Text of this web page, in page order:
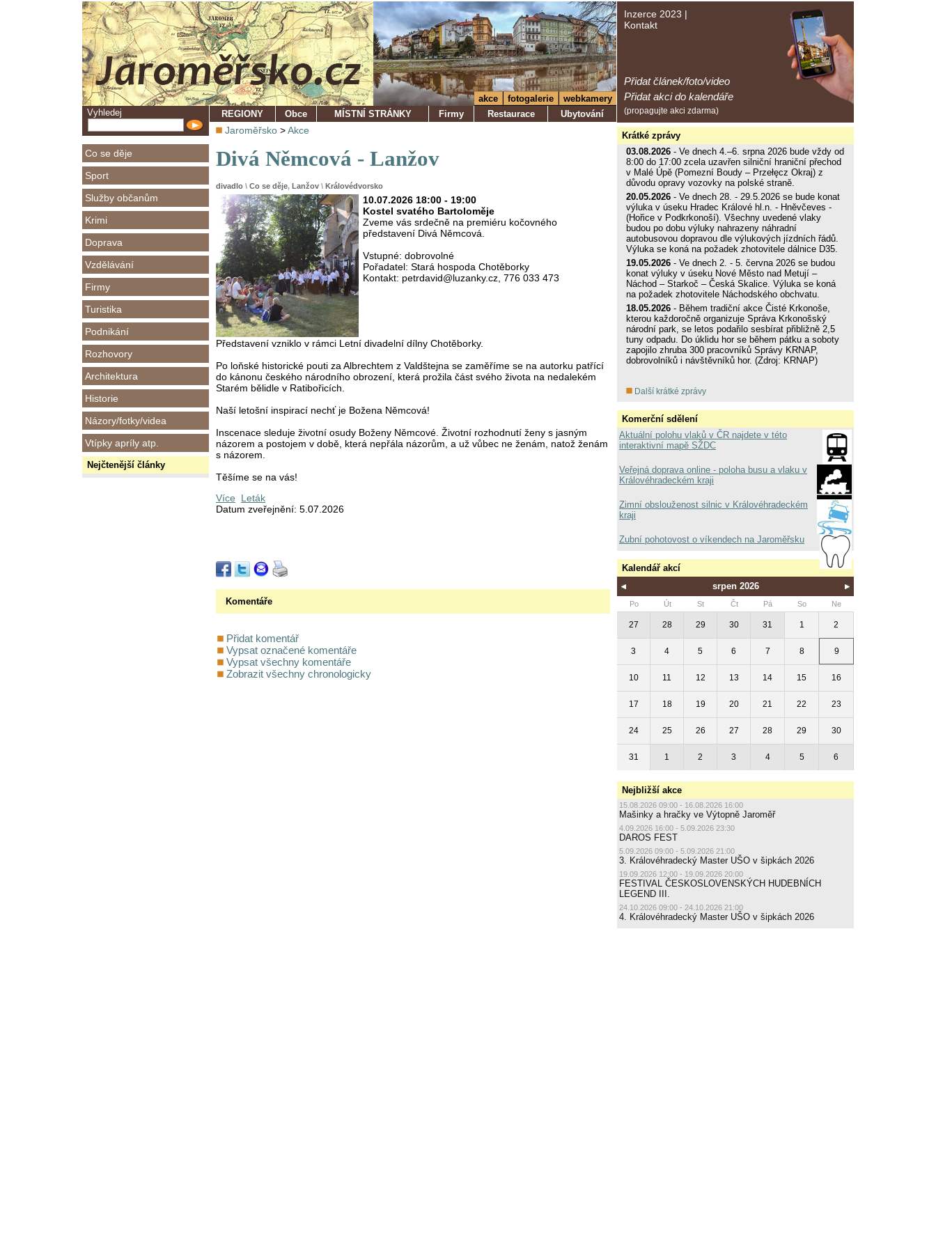
Vyhledej
Co se děje
Sport
Služby občanům
Krimi
Doprava
Vzdělávání
Firmy
Turistika
Podnikání
Rozhovory
Architektura
Historie
Názory/fotky/videa
Vtípky apríly atp.
Nejčtenější články
Inzerce 2023 |
Kontakt
Přidat článek/foto/video
Přidat akci do kalendáře
(propagujte akci zdarma)
akce fotogalerie
webkamery
REGIONY
Obce MÍSTNÍ STRÁNKY Firmy Restaurace Ubytování
Jaroměřsko >Akce
Divá Němcová - Lanžov
divadlo \ Co se děje, Lanžov \ Královédvorsko
10.07.2026 18:00 - 19:00
Kostel svatého Bartoloměje
Zveme vás srdečně na premiéru kočovného
představení Divá Němcová.
Vstupné: dobrovolné
Pořadatel: Stará hospoda Chotěborky
Kontakt: petrdavid@luzanky.cz, 776 033 473
Představení vzniklo v rámci Letní divadelní dílny Chotěborky.
Po loňské historické pouti za Albrechtem z Valdštejna se zaměříme se na autorku patřící
do kánonu českého národního obrození, která prožila část svého života na nedalekém
Starém bělidle v Ratibořicích.
Naší letošní inspirací nechť je Božena Němcová!
Inscenace sleduje životní osudy Boženy Němcové. Životní rozhodnutí ženy s jasným
názorem a postojem v době, která nepřála názorům, a už vůbec ne ženám, natož ženám
s názorem.
Těšíme se na vás!
Více
Leták
Datum zveřejnění: 5.07.2026
Komentáře
Přidat komentář
Vypsat označené komentáře
Vypsat všechny komentáře
Zobrazit všechny chronologicky
Krátké zprávy
03.08.2026 - Ve dnech 4.–6. srpna 2026 bude vždy od
8:00 do 17:00 zcela uzavřen silniční hraniční přechod
v Malé Úpě (Pomezní Boudy – Przełęcz Okraj) z
důvodu opravy vozovky na polské straně.
20.05.2026 - Ve dnech 28. - 29.5.2026 se bude konat
výluka v úseku Hradec Králové hl.n. - Hněvčeves -
(Hořice v Podkrkonoší). Všechny uvedené vlaky
budou po dobu výluky nahrazeny náhradní
autobusovou dopravou dle výlukových jízdních řádů.
Výluka se koná na požadek zhotovitele dálnice D35.
19.05.2026 - Ve dnech 2. - 5. června 2026 se budou
konat výluky v úseku Nové Město nad Metují –
Náchod – Starkoč – Česká Skalice. Výluka se koná
na požadek zhotovitele Náchodského obchvatu.
18.05.2026 - Během tradiční akce Čisté Krkonoše,
kterou každoročně organizuje Správa Krkonošský
národní park, se letos podařilo sesbírat přibližně 2,5
tuny odpadu. Do úklidu hor se během pátku a soboty
zapojilo zhruba 300 pracovníků Správy KRNAP,
dobrovolníků i návštěvníků hor. (Zdroj: KRNAP)
Další krátké zprávy
Komerční sdělení
Aktuální polohu vlaků v ČR najdete v této
interaktivní mapě SŽDC
Veřejná doprava online - poloha busu a vlaku v
Královéhradeckém kraji
Zimní obslouženost silnic v Královéhradeckém
kraji
Zubní pohotovost o víkendech na Jaroměřsku
Kalendář akcí
srpen 2026
Po Út St Čt Pá So Ne
27 28 29 30 31 1 2
3 4 5 6 7 8 9
10 11 12 13 14 15 16
17 18 19 20 21 22 23
24 25 26 27 28 29 30
31 1 2 3 4 5 6
Nejbližší akce
15.08.2026 09:00 - 16.08.2026 16:00
Mašinky a hračky ve Výtopně Jaroměř
4.09.2026 16:00 - 5.09.2026 23:30
DAROS FEST
5.09.2026 09:00 - 5.09.2026 21:00
3. Královéhradecký Master UŠO v šipkách 2026
19.09.2026 12:00 - 19.09.2026 20:00
FESTIVAL ČESKOSLOVENSKÝCH HUDEBNÍCH
LEGEND III.
24.10.2026 09:00 - 24.10.2026 21:00
4. Královéhradecký Master UŠO v šipkách 2026